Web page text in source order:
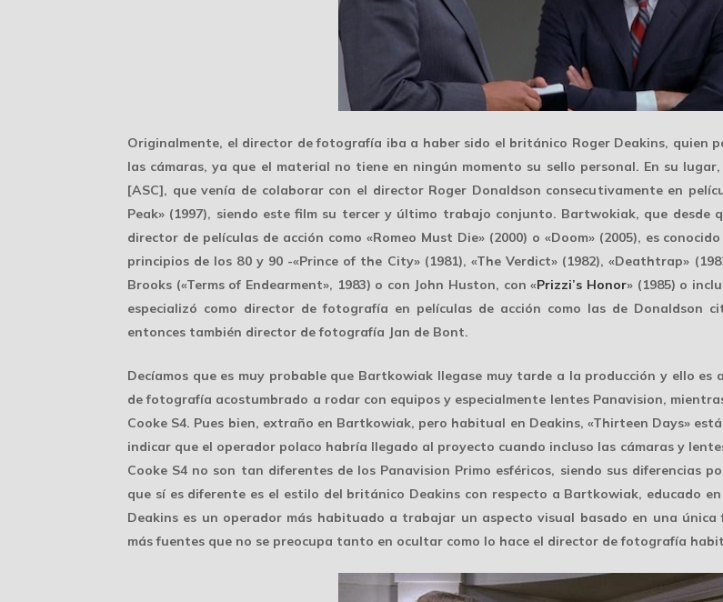
Originalmente, el director de fotografía iba a haber sido el británico Roger Deakins, quien
las cámaras, ya que el material no tiene en ningún momento su sello personal. En su
[ASC], que venía de colaborar con el director Roger Donaldson consecutivamente en
Peak» (1997), siendo este film su tercer y último trabajo conjunto. Bartwokiak, que
director de películas de acción como «Romeo Must Die» (2000) o «Doom» (2005), es
principios de los 80 y 90 -«Prince of the City» (1981), «The Verdict» (1982), «Deathtrap»
Brooks («Terms of Endearment», 1983) o con John Huston, con «Prizzi’s Honor» (1985) o
especializó como director de fotografía en películas de acción como las de Donaldson
entonces también director de fotografía Jan de Bont.
Decíamos que es muy probable que Bartkowiak llegase muy tarde a la producción y ello es
de fotografía acostumbrado a rodar con equipos y especialmente lentes Panavision,
Cooke S4. Pues bien, extraño en Bartkowiak, pero habitual en Deakins, «Thirteen Days»
indicar que el operador polaco habría llegado al proyecto cuando incluso las cámaras y
Cooke S4 no son tan diferentes de los Panavision Primo esféricos, siendo sus diferencias
que sí es diferente es el estilo del británico Deakins con respecto a Bartkowiak, educado
Deakins es un operador más habituado a trabajar un aspecto visual basado en una única
más fuentes que no se preocupa tanto en ocultar como lo hace el director de fotografía